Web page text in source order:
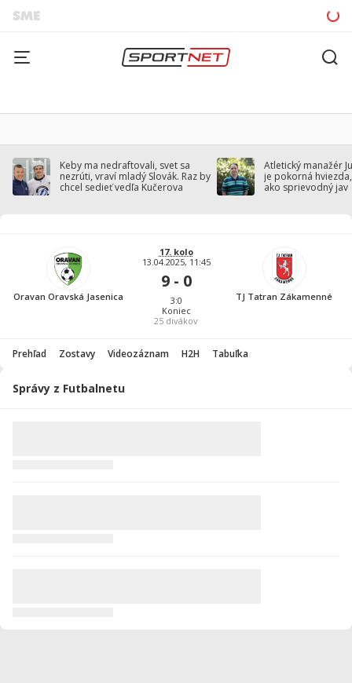
Keby ma nedraftovali, svet sa
nezrúti, vraví mladý Slovák. Raz by
chcel sedieť vedľa Kučerova
Atletický manažér
je pokorná
ako sprievodný jav
Oravan Oravská Jasenica
17. kolo
13.04.2025, 11:45
9 - 0
3:0
Koniec
25 divákov
TJ Tatran Zákamenné
Prehľad Zostavy Videozáznam H2H Tabuľka
Správy z Futbalnetu